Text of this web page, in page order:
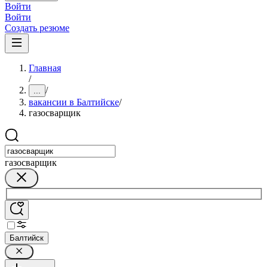
Войти
Войти
Создать резюме
Главная
/
... /
вакансии в Балтийске/
газосварщик
газосварщик
Балтийск